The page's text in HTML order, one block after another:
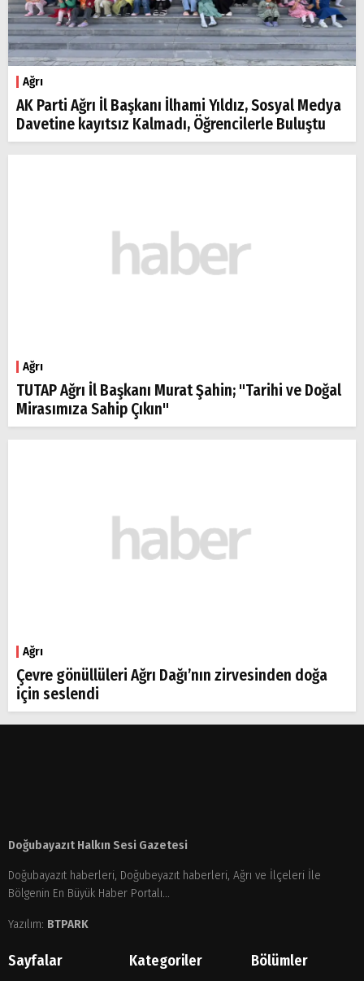
Ağrı
AK Parti Ağrı İl Başkanı İlhami Yıldız, Sosyal Medya
Davetine kayıtsız Kalmadı, Öğrencilerle Buluştu
Ağrı
TUTAP Ağrı İl Başkanı Murat Şahin; "Tarihi ve Doğal
Mirasımıza Sahip Çıkın"
Ağrı
Çevre gönüllüleri Ağrı Dağı’nın zirvesinden doğa
için seslendi
Doğubayazıt Halkın Sesi Gazetesi
Doğubayazıt haberleri, Doğubeyazıt haberleri, Ağrı ve İlçeleri İle
Bölgenin En Büyük Haber Portalı...
Yazılım: BTPARK
Sayfalar Kategoriler Bölümler